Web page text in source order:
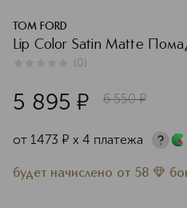
TOM FORD
Lip Color Satin Matte
(0)
5 895 ¤ 6 550 ¤
от 1473 ¤ х 4 платежа
будет начислено от 58